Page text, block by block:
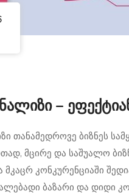
–
თანამედროვე ბიზნეს
მცირე და საშუალო
მკაცრ კონკურენციაში
ბაზარი და დიდი